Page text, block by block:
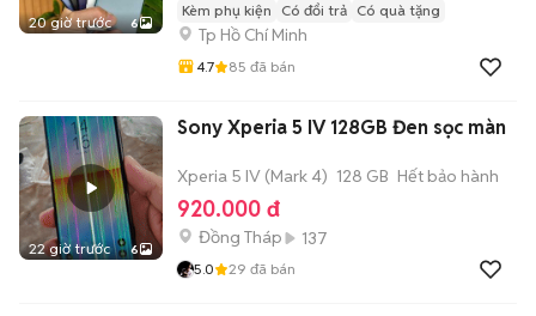
20 giờ trước 6
Kèm phụ kiện Có đổi trả Có quà tặng
Tp Hồ Chí Minh
4.7 85 đã bán
22 giờ trước 6
Sony Xperia 5 IV 128GB Đen sọc màn
Xperia 5 IV (Mark 4) 128 GB Hết bảo hành
920.000 đ
Đồng Tháp 137
5.0 29 đã bán